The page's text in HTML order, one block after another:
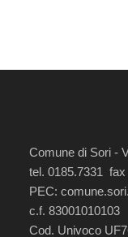
Comune di Sori -
tel. 0185.7331 fax
PEC:
c.f. 83001010103
Cod. Univoco